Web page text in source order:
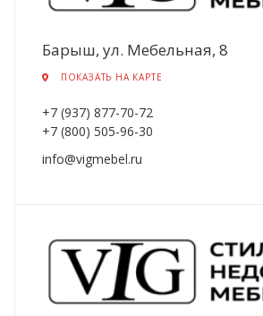
Барыш, ул. Мебельная, 8
ПОКАЗАТЬ НА КАРТЕ
+7 (937) 877-70-72
+7 (800) 505-96-30
info@vigmebel.ru